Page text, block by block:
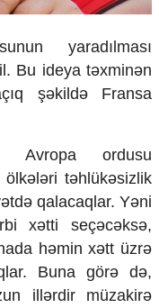
yaradılması
Bu ideya təxminən
şəkildə Fransa
Avropa ordusu
ölkələri təhlükəsizlik
qalacaqlar. Yəni
xətti seçəcəksə,
həmin xətt üzrə
Buna görə də,
illərdir müzakirə